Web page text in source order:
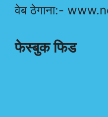
वेब ठेगाना:-
फेस्बुक फिड